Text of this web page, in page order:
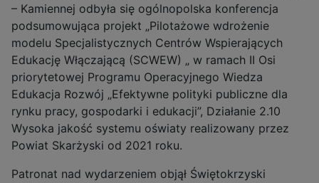
– Kamiennej odbyła się ogólnopolska konferencja
podsumowująca projekt „Pilotażowe wdrożenie
modelu Specjalistycznych Centrów Wspierających
Edukację Włączającą (SCWEW) „ w ramach II Osi
priorytetowej Programu Operacyjnego Wiedza
Edukacja Rozwój „Efektywne polityki publiczne dla
rynku pracy, gospodarki i edukacji”, Działanie 2.10
Wysoka jakość systemu oświaty realizowany przez
Powiat Skarżyski od 2021 roku.
Patronat nad wydarzeniem objął Świętokrzyski